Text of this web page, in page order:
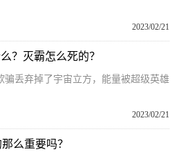
2023/02/21
？灭霸怎么死的？
骗丢弃掉了宇宙立方，能量被超级英雄
2023/02/21
么重要吗？